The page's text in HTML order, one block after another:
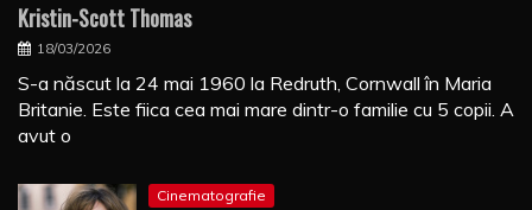
Kristin-Scott Thomas
18/03/2026
S-a născut la 24 mai 1960 la Redruth, Cornwall în Maria
Britanie. Este fiica cea mai mare dintr-o familie cu 5 copii. A
avut o
Cinematografie